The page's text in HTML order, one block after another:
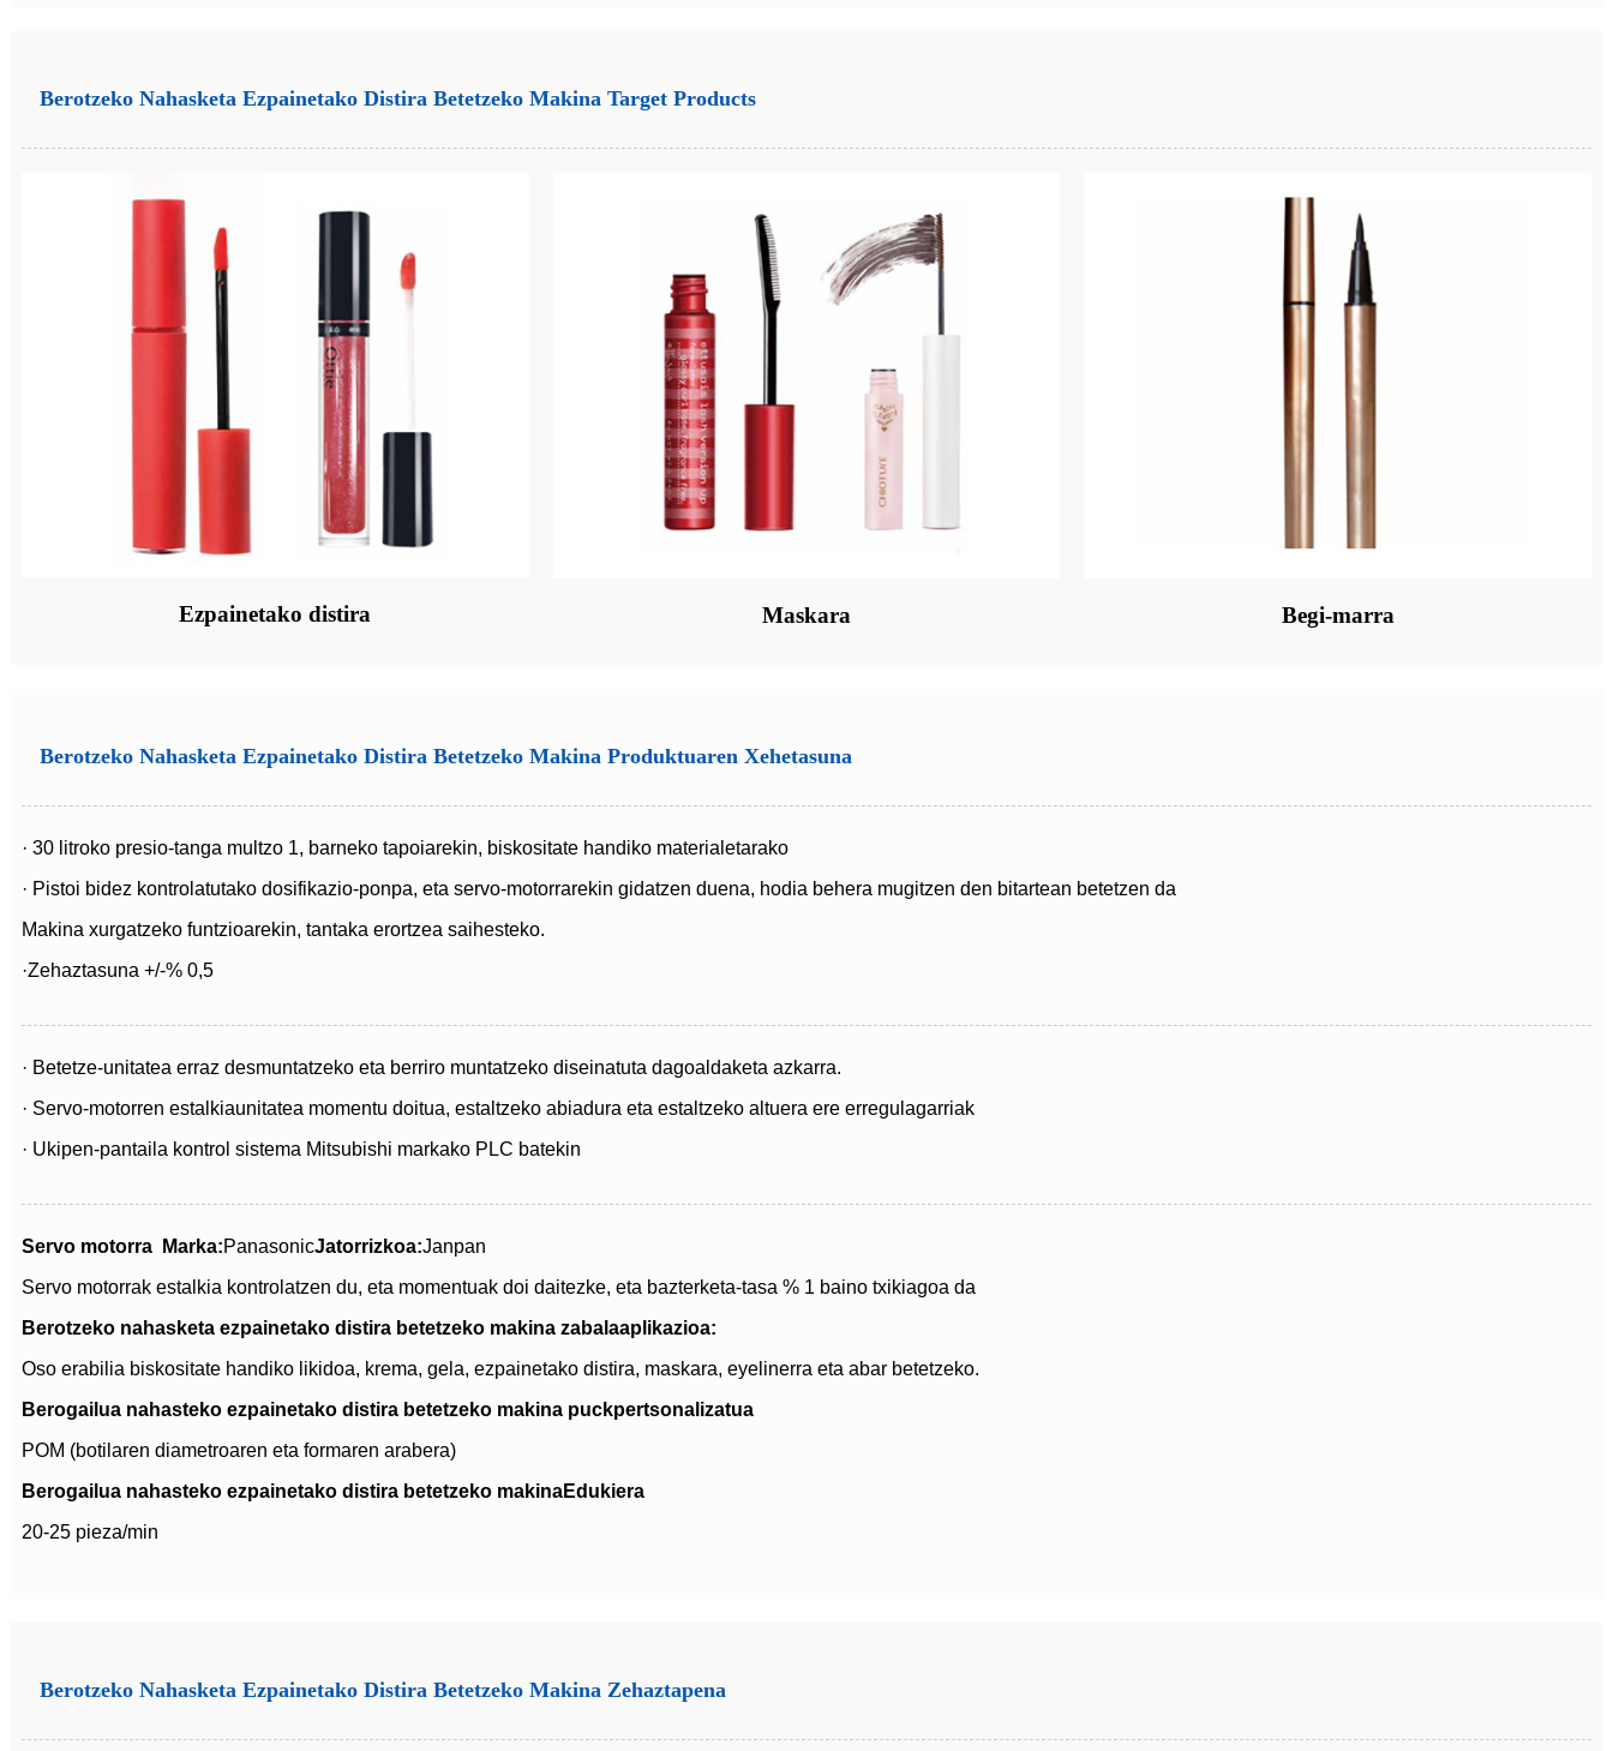
Berotzeko Nahasketa Ezpainetako Distira Betetzeko Makina Target Products
Ezpainetako distira Maskara Begi-marra
Berotzeko Nahasketa Ezpainetako Distira Betetzeko Makina Produktuaren Xehetasuna
· 30 litroko presio-tanga multzo 1, barneko tapoiarekin, biskositate handiko materialetarako
· Pistoi bidez kontrolatutako dosifikazio-ponpa, eta servo-motorrarekin gidatzen duena, hodia behera mugitzen den bitartean betetzen da
Makina xurgatzeko funtzioarekin, tantaka erortzea saihesteko.
·Zehaztasuna +/-% 0,5
· Betetze-unitatea erraz desmuntatzeko eta berriro muntatzeko diseinatuta dagoaldaketa azkarra.
· Servo-motorren estalkiaunitatea momentu doitua, estaltzeko abiadura eta estaltzeko altuera ere erregulagarriak
· Ukipen-pantaila kontrol sistema Mitsubishi markako PLC batekin
Servo motorra Marka:PanasonicJatorrizkoa:Janpan
Servo motorrak estalkia kontrolatzen du, eta momentuak doi daitezke, eta bazterketa-tasa % 1 baino txikiagoa da
Berotzeko nahasketa ezpainetako distira betetzeko makina zabalaaplikazioa:
Oso erabilia biskositate handiko likidoa, krema, gela, ezpainetako distira, maskara, eyelinerra eta abar betetzeko.
Berogailua nahasteko ezpainetako distira betetzeko makina puckpertsonalizatua
POM (botilaren diametroaren eta formaren arabera)
Berogailua nahasteko ezpainetako distira betetzeko makinaEdukiera
20-25 pieza/min
Berotzeko Nahasketa Ezpainetako Distira Betetzeko Makina Zehaztapena